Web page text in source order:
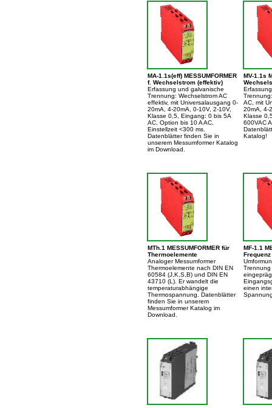
MA-1.1s(eff) MESSUMFORMER
f. Wechselstrom (effektiv)
Erfassung und galvanische
Trennung: Wechselstrom AC
effektiv, mit Universalausgang 0-
20mA, 4-20mA, 0-10V, 2-10V,
Klasse 0,5, Eingang: 0 bis 5A
AC, Option bis 10 A AC,
Einstellzeit <300 ms.
Datenblätter finden Sie in
unserem Messumformer Katalog
im Download.
MV-1.1s
AC, mit
20mA, 4-
Klasse
600VAC
Katalog!
MTh.1 MESSUMFORMER für
Thermoelemente
Analoger Messumformer
Thermoelemente nach DIN EN
60584 (J,K,S,B) und DIN EN
43710 (L). Er wandelt die
temperaturabhängige
Thermospannung. Datenblätter
finden Sie in unserem
Messumformer Katalog im
Download.
MF-1.1
Frequenz
einen